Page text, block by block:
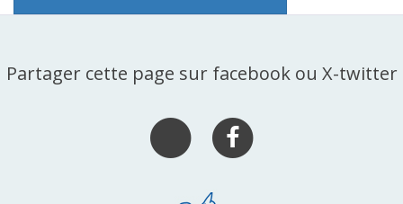
Partager cette page sur facebook ou X-twitter